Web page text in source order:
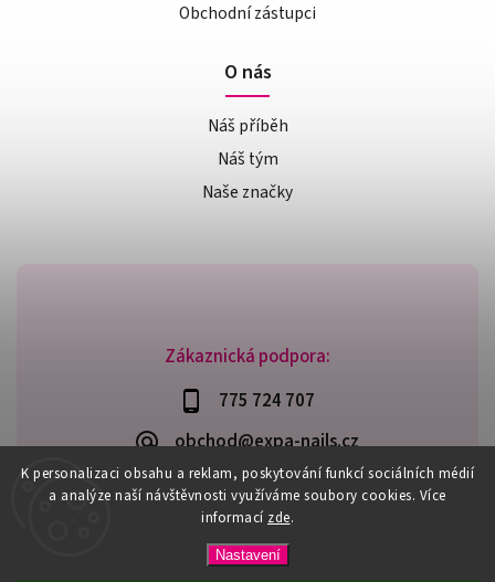
K personalizaci obsahu a reklam, poskytování funkcí sociálních médií
a analýze naší návštěvnosti využíváme soubory cookies. Více
informací zde.
Nastavení
Zákaznická podpora:
775 724 707
obchod@expa-nails.cz
Obchodní zástupci
O nás
Náš příběh
Náš tým
Naše značky
Expanails.cz. Všechna práva vyhrazena.
Upravit nastavení cookies